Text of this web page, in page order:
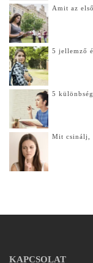
Amit az
5 jellemző
5
Mit csinálj,
KAPCSOLAT